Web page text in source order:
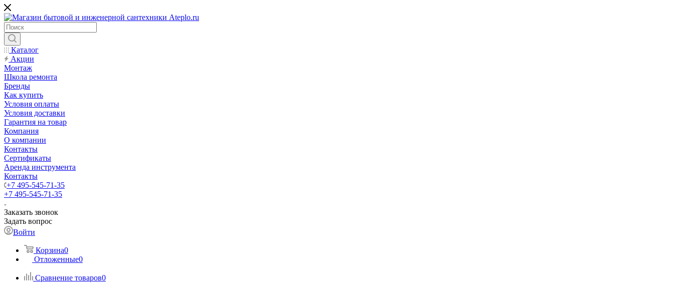
Каталог
Акции
Монтаж
Школа ремонта
Бренды
Как купить
Условия оплаты
Условия доставки
Гарантия на товар
Компания
О компании
Контакты
Сертификаты
Аренда инструмента
Контакты
+7 495-545-71-35
+7 495-545-71-35
Заказать звонок
Задать вопрос
Войти
Корзина0
Отложенные0
Сравнение товаров0